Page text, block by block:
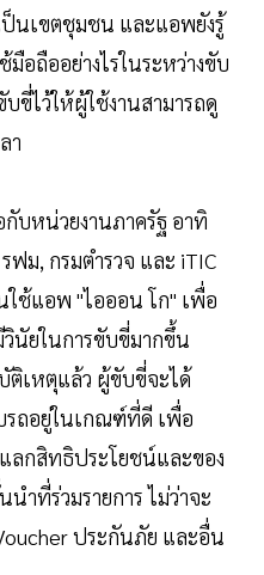
นเขตชุมชน และแอพยังรู้
อถืออย่างไรในระหว่างขับ
ขี่ไว้ให้ผู้ใช้งานสามารถดู
า
บหน่วยงานภาครัฐ อาทิ
ม, กรมตำรวจ และ iTIC
ใช้แอพ "ไอออน โก" เพื่อ
นัยในการขับขี่มากขึ้น
เหตุแล้ว ผู้ขับขี่จะได้
ถอยู่ในเกณฑ์ที่ดี เพื่อ
กสิทธิประโยชน์และของ
ำที่ร่วมรายการ ไม่ว่าจะ
ประกันภัย และอื่น